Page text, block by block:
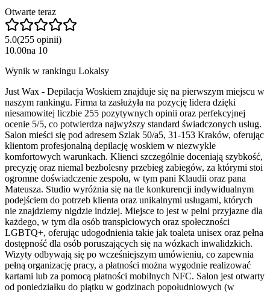
Otwarte teraz
5.0(255 opinii)
10.00na 10
Wynik w rankingu Lokalsy
Just Wax - Depilacja Woskiem znajduje się na pierwszym miejscu w
naszym rankingu. Firma ta zasłużyła na pozycję lidera dzięki
niesamowitej liczbie 255 pozytywnych opinii oraz perfekcyjnej
ocenie 5/5, co potwierdza najwyższy standard świadczonych usług.
Salon mieści się pod adresem Szlak 50/a5, 31-153 Kraków, oferując
klientom profesjonalną depilację woskiem w niezwykle
komfortowych warunkach. Klienci szczególnie doceniają szybkość,
precyzję oraz niemal bezbolesny przebieg zabiegów, za którymi stoi
ogromne doświadczenie zespołu, w tym pani Klaudii oraz pana
Mateusza. Studio wyróżnia się na tle konkurencji indywidualnym
podejściem do potrzeb klienta oraz unikalnymi usługami, których
nie znajdziemy nigdzie indziej. Miejsce to jest w pełni przyjazne dla
każdego, w tym dla osób transpłciowych oraz społeczności
LGBTQ+, oferując udogodnienia takie jak toaleta unisex oraz pełna
dostępność dla osób poruszających się na wózkach inwalidzkich.
Wizyty odbywają się po wcześniejszym umówieniu, co zapewnia
pełną organizację pracy, a płatności można wygodnie realizować
kartami lub za pomocą płatności mobilnych NFC. Salon jest otwarty
od poniedziałku do piątku w godzinach popołudniowych (w